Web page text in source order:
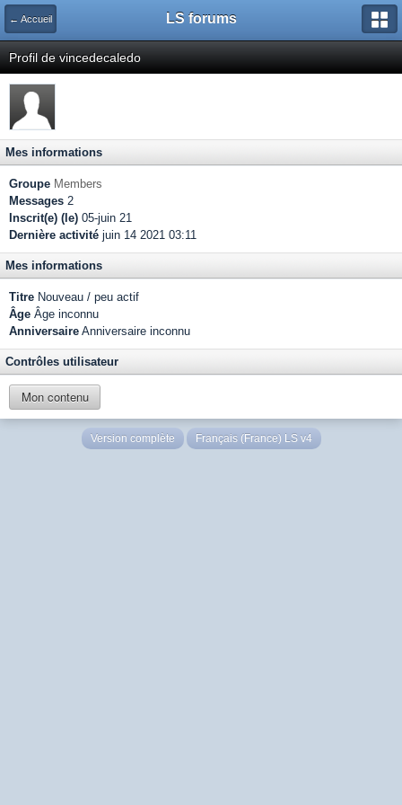
← Accueil LS forums
Profil de vincedecaledo
Mes informations
Groupe Members
Messages 2
Inscrit(e) (le) 05-juin 21
Dernière activité juin 14 2021 03:11
Mes informations
Titre Nouveau / peu actif
Âge Âge inconnu
Anniversaire Anniversaire inconnu
Contrôles utilisateur
Mon contenu
Version complète Français (France) LS v4